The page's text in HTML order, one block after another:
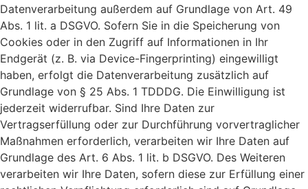
Datenverarbeitung außerdem auf Grundlage von Art. 49
Abs. 1 lit. a DSGVO. Sofern Sie in die Speicherung von
Cookies oder in den Zugriff auf Informationen in Ihr
Endgerät (z. B. via Device-Fingerprinting) eingewilligt
haben, erfolgt die Datenverarbeitung zusätzlich auf
Grundlage von § 25 Abs. 1 TDDDG. Die Einwilligung ist
jederzeit widerrufbar. Sind Ihre Daten zur
Vertragserfüllung oder zur Durchführung vorvertraglicher
Maßnahmen erforderlich, verarbeiten wir Ihre Daten auf
Grundlage des Art. 6 Abs. 1 lit. b DSGVO. Des Weiteren
verarbeiten wir Ihre Daten, sofern diese zur Erfüllung einer